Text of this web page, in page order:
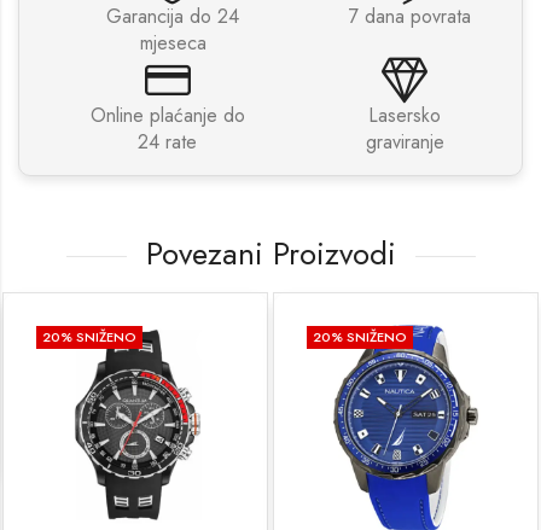
Garancija do 24
mjeseca
7 dana povrata
Online plaćanje do
24 rate
Lasersko
graviranje
Povezani Proizvodi
20% SNIŽENO 20% SNIŽENO